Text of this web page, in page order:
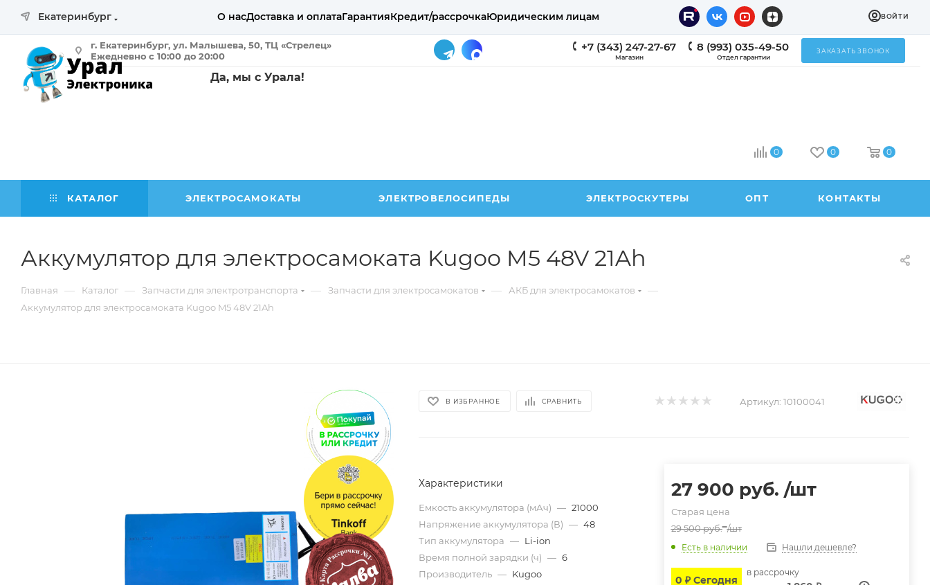
Екатеринбург О насДоставка и оплатаГарантияКредит/рассрочкаЮридическим лицам ВОЙТИ
г. Екатеринбург, ул. Малышева, 50, ТЦ «Стрелец»
Ежедневно с 10:00 до 20:00
+7 (343) 247-27-67
Магазин
8 (993) 035-49-50
Отдел гарантии
ЗАКАЗАТЬ ЗВОНОК
Да, мы с Урала!
0 0 0
КАТАЛОГ ЭЛЕКТРОСАМОКАТЫ ЭЛЕКТРОВЕЛОСИПЕДЫ ЭЛЕКТРОСКУТЕРЫ ОПТ КОНТАКТЫ
Аккумулятор для электросамоката Kugoo M5 48V 21Ah
Главная — Каталог — Запчасти для электротранспорта — Запчасти для электросамокатов — АКБ для электросамокатов —
Аккумулятор для электросамоката Kugoo M5 48V 21Ah
В ИЗБРАННОЕ СРАВНИТЬ Артикул: 10100041
Характеристики
Емкость аккумулятора (мАч) — 21000
Напряжение аккумулятора (В) — 48
Тип аккумулятора — Li-ion
Время полной зарядки (ч) — 6
Производитель — Kugoo
27 900 руб. /шт
Старая цена
29 500руб. /шт
Есть в наличии Нашли дешевле?
0 ₽ Сегодня
в расcрочку